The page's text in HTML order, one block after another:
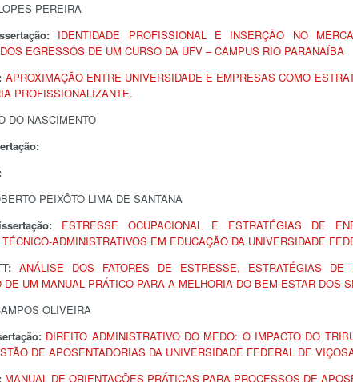
PEREIRA
IDENTIDADE PROFISSIONAL E INSERÇÃO NO
EGRESSOS DE UM CURSO DA UFV – CAMPUS RIO PARANAÍBA
APROXIMAÇÃO ENTRE UNIVERSIDADE E EMPRESAS COMO
PROFISSIONALIZANTE.
DO NASCIMENTO
PEIXÔTO LIMA DE SANTANA
ESTRESSE OCUPACIONAL E ESTRATÉGIAS DE
ADMINISTRATIVOS EM EDUCAÇÃO DA UNIVERSIDADE
ANÁLISE DOS FATORES DE ESTRESSE, ESTRATÉGIAS DE
DE UM MANUAL PRÁTICO PARA A MELHORIA DO BEM-ESTAR DOS
OLIVEIRA
DIREITO ADMINISTRATIVO DO MEDO: O IMPACTO DO
DE APOSENTADORIAS DA UNIVERSIDADE FEDERAL DE
MANUAL DE ORIENTAÇÕES PRÁTICAS PARA PROCESSOS DE